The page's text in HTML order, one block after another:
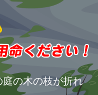
の木の枝が折れ